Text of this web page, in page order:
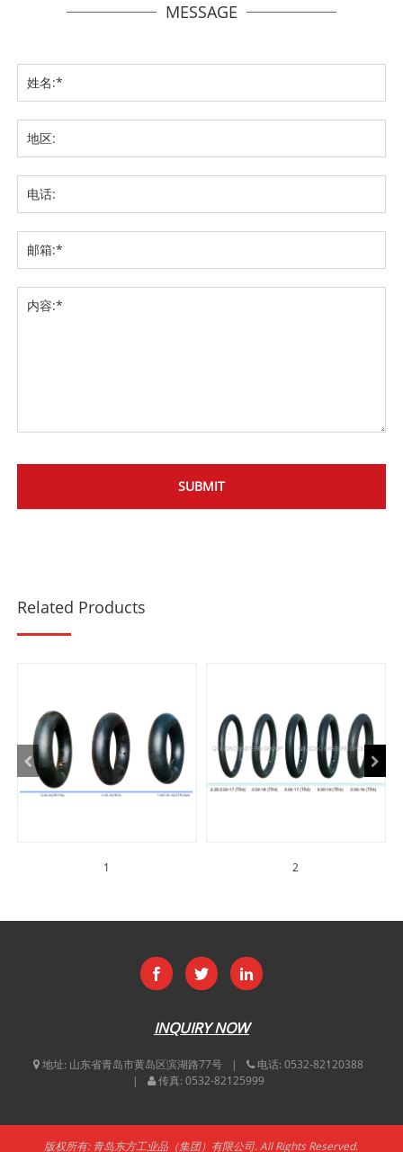
MESSAGE
Related Products
1 2
INQUIRY NOW
地址: 山东省青岛市黄岛区滨湖路77号 电话: 0532-82120388
传真: 0532-82125999
版权所有: 青岛东方工业品（集团）有限公司. All Rights Reserved.